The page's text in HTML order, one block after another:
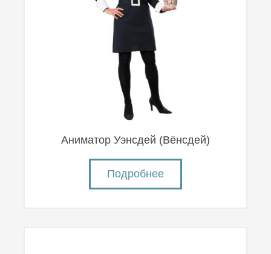
Аниматор Уэнсдей (Вëнсдей)
Подробнее